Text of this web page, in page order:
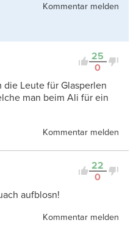
Kommentar melden
25
0
die Leute für Glasperlen
man beim Ali für ein
Kommentar melden
22
0
aufblosn!
Kommentar melden